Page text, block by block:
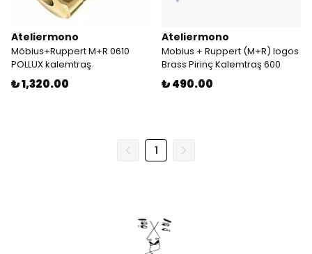
Ateliermono
Möbius+Ruppert M+R 0610
POLLUX kalemtraş
₺ 1,320.00
Ateliermono
Mobius + Ruppert (M+R) logos
Brass Pirinç Kalemtraş 600
₺ 490.00
1